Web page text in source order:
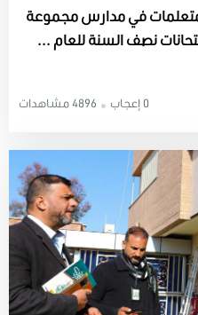
في مدارس مجموعة
نصف السنة للعام ...
4896 مشاهدات 0 إعجاب